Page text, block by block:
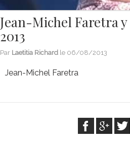
Jean-Michel Faretra y
2013
Par Laetitia Richard le 06/08/2013
Jean-Michel Faretra